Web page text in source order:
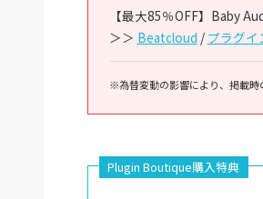
【最大85％OFF】Baby
＞＞ Beatcloud / プラグイ
※為替変動の影響により、掲載時
Plugin Boutique購入特典